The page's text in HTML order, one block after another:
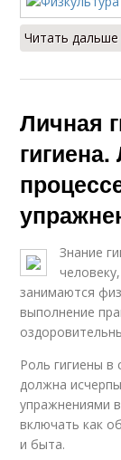
Читать
Личная
Знание
занимаются
выполнение
Роль гигиены в
должна
упражнениями
включать как
и быта.